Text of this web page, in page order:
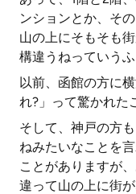
ンションとか、そ
山の上にそもそも
構違うねっていう
以前、函館の方に
れ?」って驚かれた
そして、神戸の方
ねみたいなことを
ことがありますが
違って山の上に街